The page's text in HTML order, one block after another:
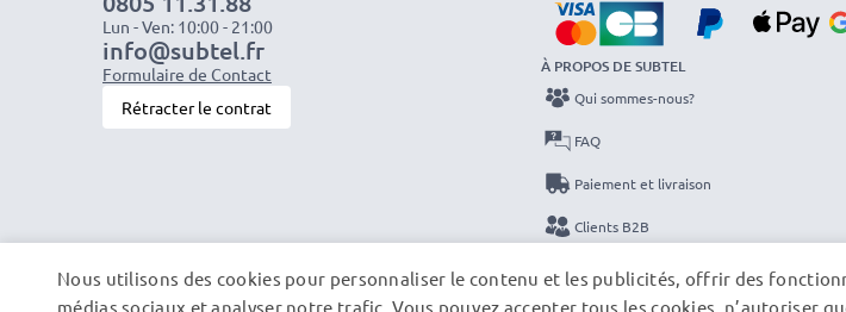
Lun - Ven: 10:00 - 21:00
info@subtel.fr
Formulaire de Contact
Rétracter le contrat
À PROPOS DE SUBTEL
Qui sommes-nous?
FAQ
Paiement et livraison
Clients B2B
Catalogues
Nous utilisons des cookies pour personnaliser le contenu et les publicités, offrir des
médias sociaux et analyser notre trafic. Vous pouvez accepter tous les cookies, n’autoriser